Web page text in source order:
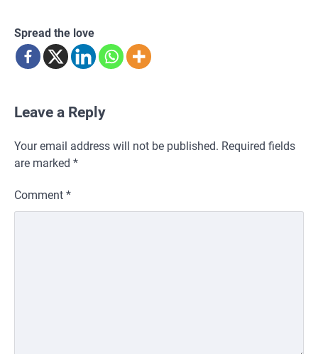
Spread the love
Leave a Reply
Your email address will not be published. Required fields
are marked *
Comment *